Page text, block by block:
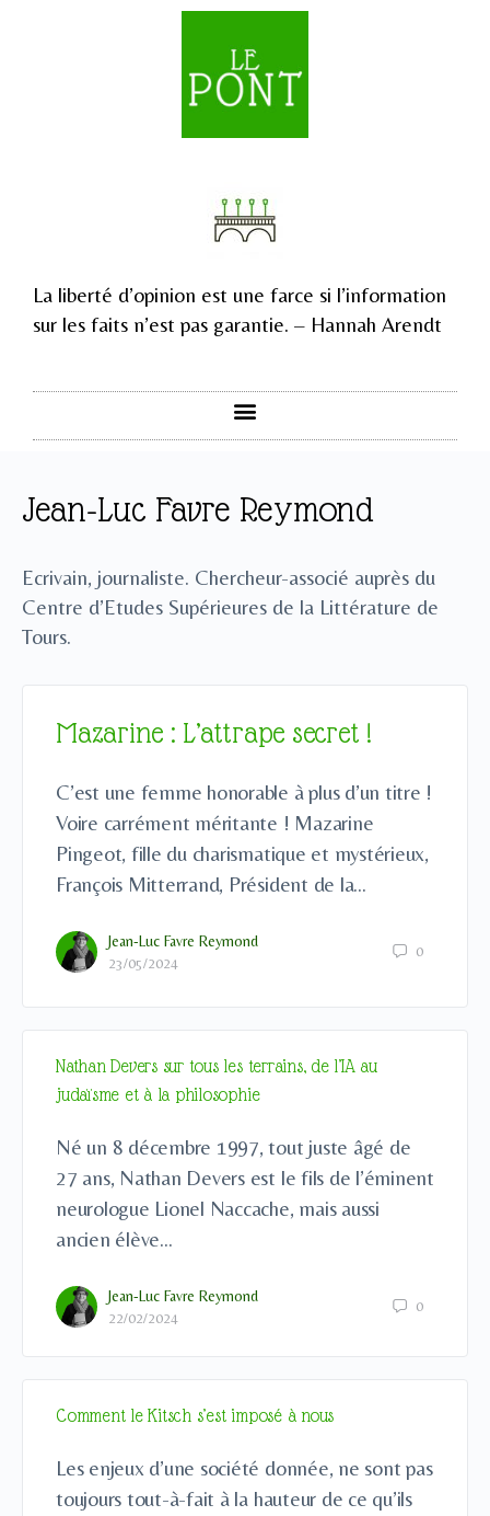
La liberté d’opinion est une farce si l’information
sur les faits n’est pas garantie. – Hannah Arendt
Jean-Luc Favre Reymond
Ecrivain, journaliste. Chercheur-associé auprès du
Centre d’Etudes Supérieures de la Littérature de
Tours.
Mazarine : L’attrape secret !
C’est une femme honorable à plus d’un titre !
Voire carrément méritante ! Mazarine
Pingeot, fille du charismatique et mystérieux,
François Mitterrand, Président de la…
Jean-Luc Favre Reymond
23/05/2024
0
Nathan Devers sur tous les terrains, de l’IA au
judaïsme et à la philosophie
Né un 8 décembre 1997, tout juste âgé de
27 ans, Nathan Devers est le fils de l’éminent
neurologue Lionel Naccache, mais aussi
ancien élève…
Jean-Luc Favre Reymond
22/02/2024
0
Comment le Kitsch s’est imposé à nous
Les enjeux d’une société donnée, ne sont pas
toujours tout-à-fait à la hauteur de ce qu’ils